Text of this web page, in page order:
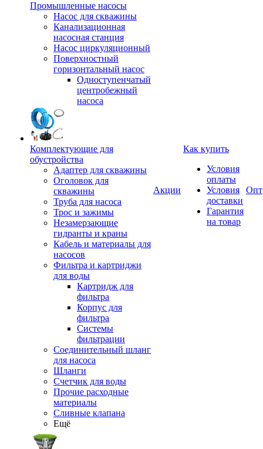
Промышленные насосы
Насос для скважины
Канализационная
насосная станция
Насос циркуляционный
Поверхностный
горизонтальный насос
Одноступенчатый
центробежный
насоса
Комплектующие для
обустройства
Адаптер для скважины
Оголовок для
скважины
Труба для насоса
Трос и зажимы
Незамерзающие
гидранты и краны
Кабель и материалы для
насосов
Фильтра и картриджи
для воды
Картридж для
фильтра
Корпус для
фильтра
Системы
фильтрации
Соединительный шланг
для насоса
Шланги
Счетчик для воды
Прочие расходные
материалы
Сливные клапана
Ещё
Акции
Как купить
Условия
оплаты
Условия
доставки
Гарантия
на товар
Опт